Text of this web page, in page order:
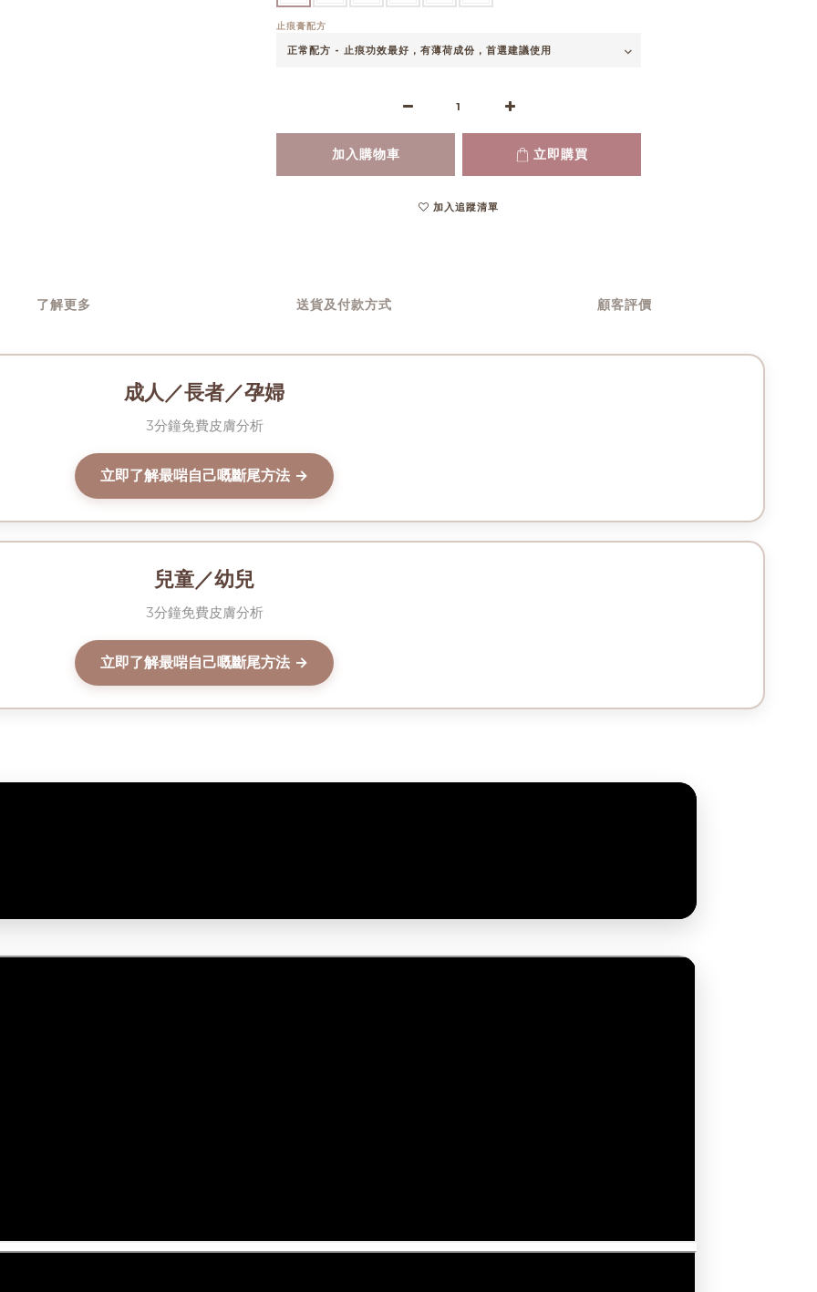
止痕膏配方
加入購物車 立即購買
加入追蹤清單
了解更多 送貨及付款方式 顧客評價
成人／長者／孕婦
3分鐘免費皮膚分析
立即了解最啱自己嘅斷尾方法 →
兒童／幼兒
3分鐘免費皮膚分析
立即了解最啱自己嘅斷尾方法 →